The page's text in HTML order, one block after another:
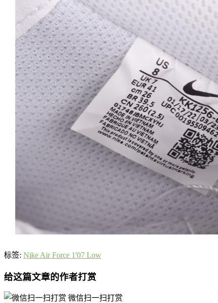
标签: Nike Air Force 1'07 Low
给这篇文章的作者打赏
微信扫一扫打赏